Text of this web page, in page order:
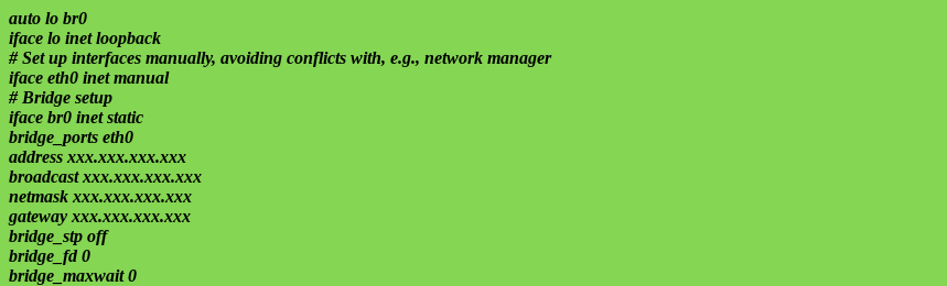
auto lo br0
iface lo inet loopback
# Set up interfaces manually, avoiding conflicts with, e.g., network manager
iface eth0 inet manual
# Bridge setup
iface br0 inet static
bridge_ports eth0
address ххх.ххх.ххх.ххх
broadcast ххх.ххх.ххх.ххх
netmask ххх.ххх.ххх.ххх
gateway ххх.ххх.ххх.ххх
bridge_stp off
bridge_fd 0
bridge_maxwait 0